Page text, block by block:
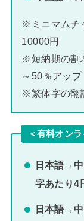
※ミニマムチ
10000円
※短納期の割
～50％アップ
※繁体字の翻
＜有料オン
日本語→
字あたり4
日本語→